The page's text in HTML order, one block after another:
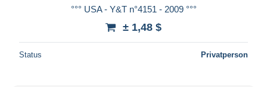
°°° USA - Y&T n°4151 - 2009 °°°
± 1,48 $
Status Privatperson